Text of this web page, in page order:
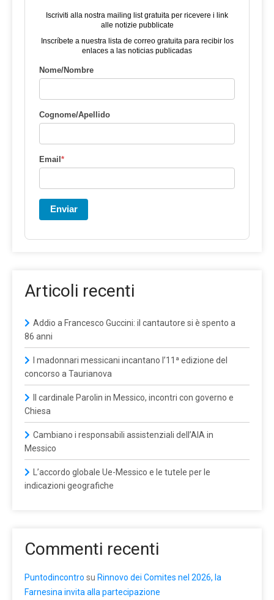
Iscriviti alla nostra mailing list gratuita per ricevere i link
alle notizie pubblicate
Inscríbete a nuestra lista de correo gratuita para recibir los
enlaces a las noticias publicadas
Nome/Nombre
Cognome/Apellido
Email *
Enviar
Articoli recenti
Addio a Francesco Guccini: il cantautore si è spento a
86 anni
I madonnari messicani incantano l’11ª edizione del
concorso a Taurianova
Il cardinale Parolin in Messico, incontri con governo e
Chiesa
Cambiano i responsabili assistenziali dell’AIA in
Messico
L’accordo globale Ue-Messico e le tutele per le
indicazioni geografiche
Commenti recenti
Puntodincontro su Rinnovo dei Comites nel 2026, la
Farnesina invita alla partecipazione